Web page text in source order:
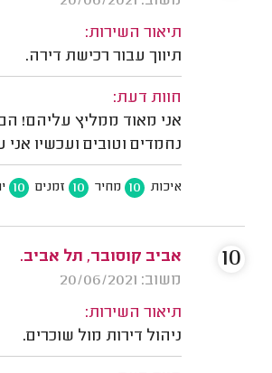
תיאור השירות:
תיווך עבור רכישת דירה.
חוות דעת:
אני מאוד ממליץ עליהם!
נחמדים וטובים ועכשיו
איכות 10 מחיר 10 זמנים 10
אביב קוסובר, תל אביב.
משוב: 20/06/2021
תיאור השירות:
ניהול דירות מול שוכרים.
10